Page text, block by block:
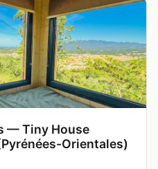
— Tiny House
Orientales)